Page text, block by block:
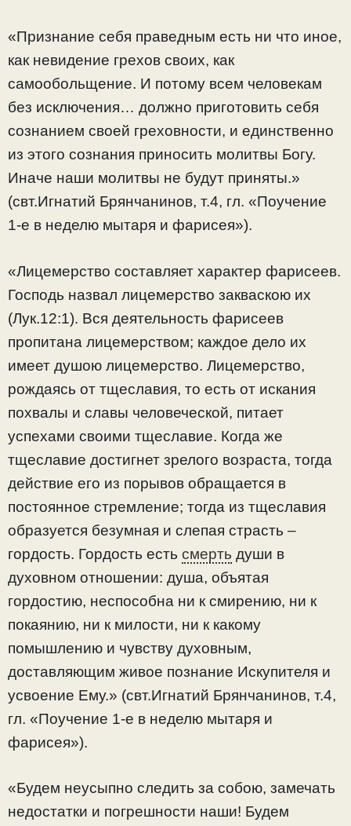
«Признание себя праведным есть ни что иное,
как невидение грехов своих, как
самообольщение. И потому всем человекам
без исключения… должно приготовить себя
сознанием своей греховности, и единственно
из этого сознания приносить молитвы Богу.
Иначе наши молитвы не будут приняты.»
(свт.Игнатий Брянчанинов, т.4, гл. «Поучение
1-е в неделю мытаря и фарисея»).
«Лицемерство составляет характер фарисеев.
Господь назвал лицемерство закваскою их
(Лук.12:1). Вся деятельность фарисеев
пропитана лицемерством; каждое дело их
имеет душою лицемерство. Лицемерство,
рождаясь от тщеславия, то есть от искания
похвалы и славы человеческой, питает
успехами своими тщеславие. Когда же
тщеславие достигнет зрелого возраста, тогда
действие его из порывов обращается в
постоянное стремление; тогда из тщеславия
образуется безумная и слепая страсть –
гордость. Гордость есть смерть души в
духовном отношении: душа, объятая
гордостию, неспособна ни к смирению, ни к
покаянию, ни к милости, ни к какому
помышлению и чувству духовным,
доставляющим живое познание Искупителя и
усвоение Ему.» (свт.Игнатий Брянчанинов, т.4,
гл. «Поучение 1-е в неделю мытаря и
фарисея»).
«Будем неусыпно следить за собою, замечать
недостатки и погрешности наши! Будем